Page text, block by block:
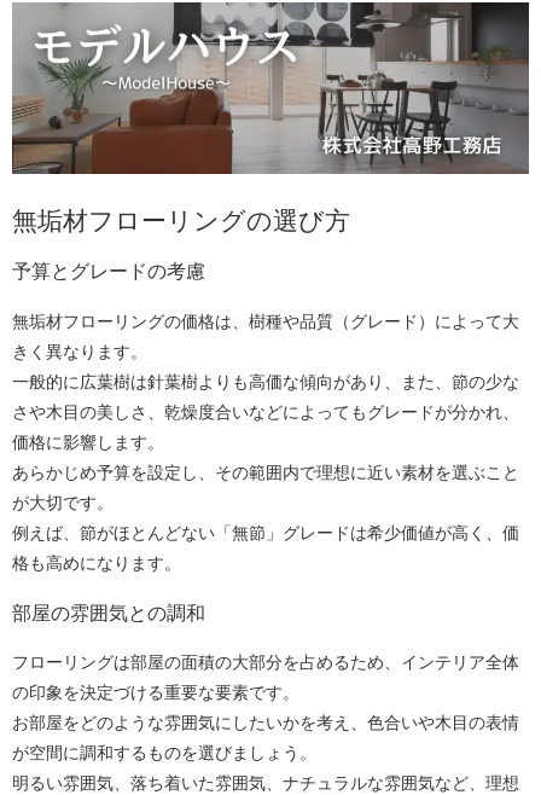
無垢材フローリングの選び方
予算とグレードの考慮
無垢材フローリングの価格は、樹種や品質（グレード）によって大
きく異なります。
一般的に広葉樹は針葉樹よりも高価な傾向があり、また、節の少な
さや木目の美しさ、乾燥度合いなどによってもグレードが分かれ、
価格に影響します。
あらかじめ予算を設定し、その範囲内で理想に近い素材を選ぶこと
が大切です。
例えば、節がほとんどない「無節」グレードは希少価値が高く、価
格も高めになります。
部屋の雰囲気との調和
フローリングは部屋の面積の大部分を占めるため、インテリア全体
の印象を決定づける重要な要素です。
お部屋をどのような雰囲気にしたいかを考え、色合いや木目の表情
が空間に調和するものを選びましょう。
明るい雰囲気、落ち着いた雰囲気、ナチュラルな雰囲気など、理想